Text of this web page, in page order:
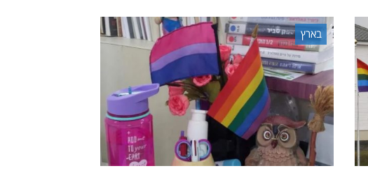
בארץ